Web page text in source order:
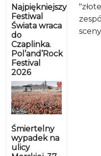
Najpiękniejszy
Festiwal
Świata wraca
do
Czaplinka.
Pol’and’Rock
Festival
2026
Śmiertelny
wypadek na
ulicy